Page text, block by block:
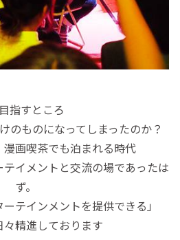
指すところ
のものになってしまったのか？
漫画喫茶でも泊まれる時代
イメントと交流の場であったは
ず。
ーテインメントを提供できる」
々精進しております